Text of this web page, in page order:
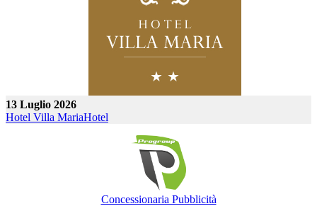
13 Luglio 2026
Hotel Villa MariaHotel
Concessionaria Pubblicità